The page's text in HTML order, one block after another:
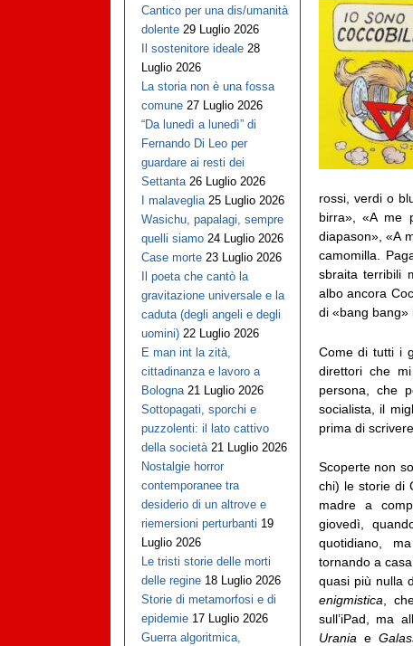
rossi, verdi o
birra», «A me
diapason», «A
camomilla.
sbraita terribili
albo ancora
di «bang bang»
Come di tutti i
direttori che
persona, che
socialista, il
prima di
Scoperte non
chi) le storie di
madre a
giovedì,
quotidiano,
tornando a
quasi più nulla
enigmistica ,
sull’iPad, ma
Urania e
Cantico per una dis/umanità
dolente 29 Luglio 2026
Il sostenitore ideale 28
Luglio 2026
La storia non è una fossa
comune 27 Luglio 2026
“Da lunedì a lunedì” di
Fernando Di Leo per
guardare ai resti dei
Settanta 26 Luglio 2026
I malaveglia 25 Luglio 2026
Wasichu, papalagi, sempre
quelli siamo 24 Luglio 2026
Case morte 23 Luglio 2026
Il poeta che cantò la
gravitazione universale e la
caduta (degli angeli e degli
uomini) 22 Luglio 2026
E man int la zità,
cittadinanza e lavoro a
Bologna 21 Luglio 2026
Sottopagati, sporchi e
puzzolenti: il lato cattivo
della società 21 Luglio 2026
Nostalgie horror
contemporanee tra
desiderio di un altrove e
riemersioni perturbanti 19
Luglio 2026
Le tristi storie delle morti
delle regine 18 Luglio 2026
Storie di metamorfosi e di
epidemie 17 Luglio 2026
Guerra algoritmica,